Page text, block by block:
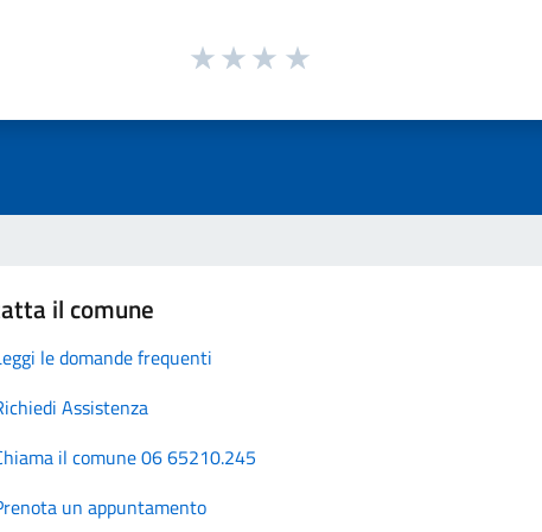
il comune
le domande frequenti
Assistenza
il comune 06 65210.245
un appuntamento